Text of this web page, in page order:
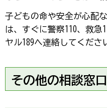
子どもの命や安全が心配
は、すぐに警察110、救急
ヤル189へ連絡してくださ
その他の相談窓